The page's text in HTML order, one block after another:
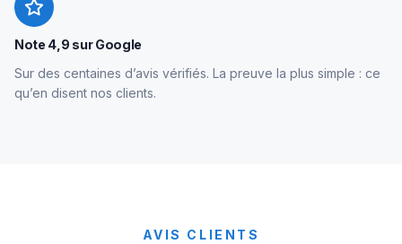
Note 4,9 sur Google
Sur des centaines d’avis vérifiés. La preuve la plus simple : ce
qu’en disent nos clients.
AVIS CLIENTS